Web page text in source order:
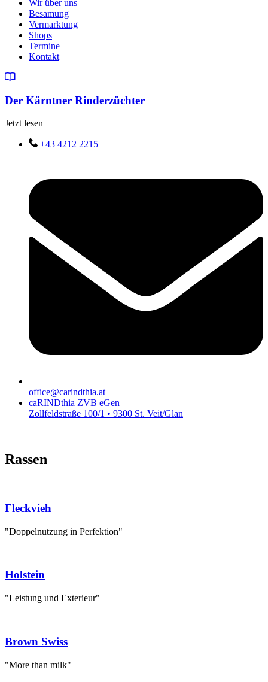
Wir über uns
Besamung
Vermarktung
Shops
Termine
Kontakt
Der Kärntner Rinderzüchter
Jetzt lesen
+43 4212 2215
office@carindthia.at
caRINDthia ZVB eGen
Zollfeldstraße 100/1 • 9300 St. Veit/Glan
Rassen
Fleckvieh
"Doppelnutzung in Perfektion"
Holstein
"Leistung und Exterieur"
Brown Swiss
"More than milk"